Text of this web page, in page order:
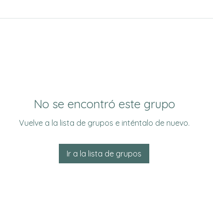
No se encontró este grupo
Vuelve a la lista de grupos e inténtalo de nuevo.
Ir a la lista de grupos